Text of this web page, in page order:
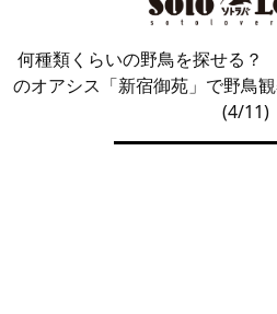
何種類くらいの野鳥を探せる
のオアシス「新宿御苑」で野鳥
(4/11)